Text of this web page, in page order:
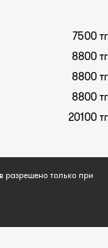
7500 тг
8800 тг
8800 тг
8800 тг
20100 тг
разрешено только при